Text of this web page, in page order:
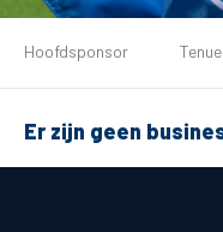
De club
Matchdays
Hoofdsponsor
Er zijn geen